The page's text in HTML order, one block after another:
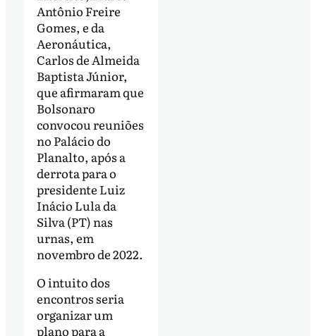
Antônio Freire
Gomes, e da
Aeronáutica,
Carlos de Almeida
Baptista Júnior,
que afirmaram que
Bolsonaro
convocou reuniões
no Palácio do
Planalto, após a
derrota para o
presidente Luiz
Inácio Lula da
Silva (PT) nas
urnas, em
novembro de 2022.
O intuito dos
encontros seria
organizar um
plano para a